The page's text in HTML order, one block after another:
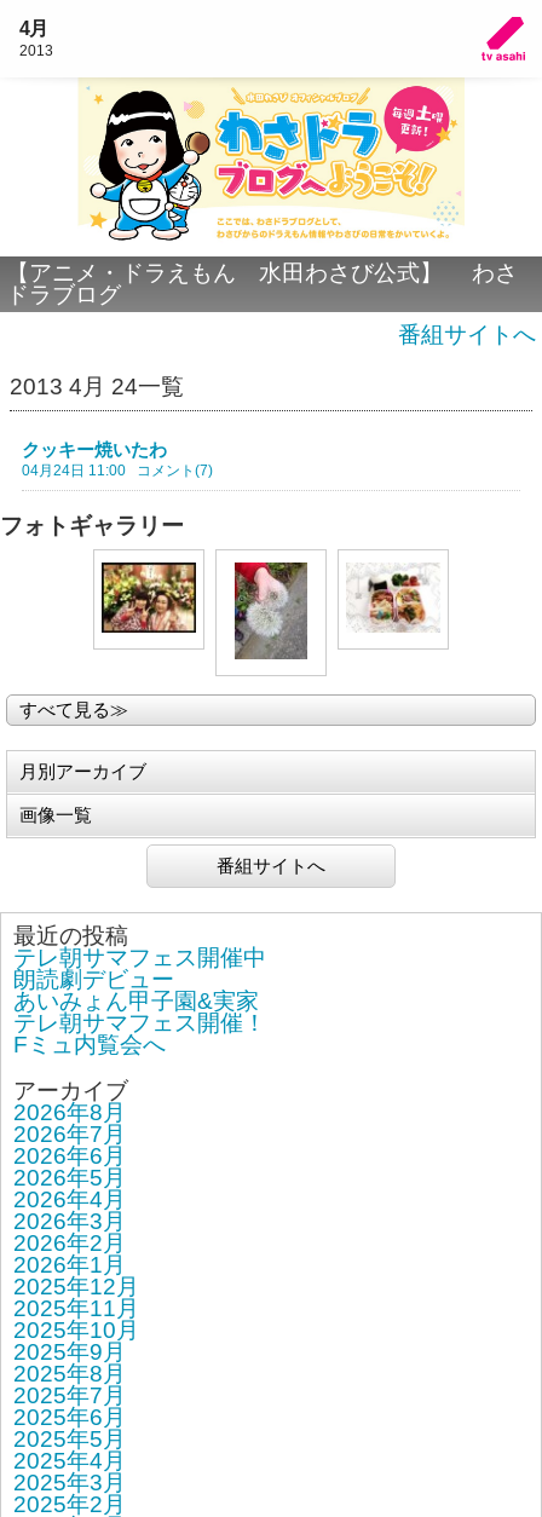
4月
2013
【アニメ・ドラえもん 水田わさび公式】 わさ
ドラブログ
番組サイトへ
2013 4月 24一覧
クッキー焼いたわ
04月24日 11:00 コメント(7)
フォトギャラリー
すべて見る≫
月別アーカイブ
画像一覧
番組サイトへ
最近の投稿
テレ朝サマフェス開催中
朗読劇デビュー
あいみょん甲子園&実家
テレ朝サマフェス開催！
Fミュ内覧会へ
アーカイブ
2026年8月
2026年7月
2026年6月
2026年5月
2026年4月
2026年3月
2026年2月
2026年1月
2025年12月
2025年11月
2025年10月
2025年9月
2025年8月
2025年7月
2025年6月
2025年5月
2025年4月
2025年3月
2025年2月